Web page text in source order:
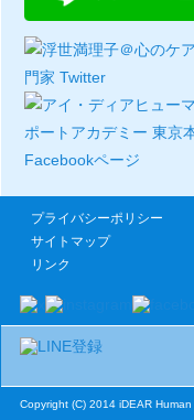
プライバシーポリシー
サイトマップ
リンク
Copyright (C) 2014 iDEAR